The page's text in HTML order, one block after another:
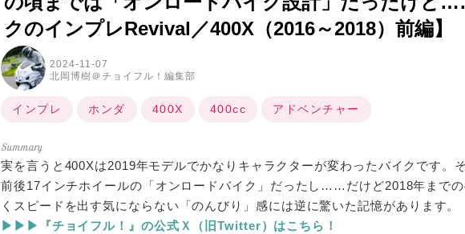
クのインプレRevival／400X（2016～2018）前編】
2024-11-07
北岡博樹＠チョイフル！編集部
インプレ ホンダ 400X 400cc アドベンチャー
実を言うと400Xは2019年モデルでかなりキャラクターが変わったバイクです。
前後17インチホイールの「オンロードバイク」だったし……だけど2018年まで
くスピードを出す気にならない「のんびり」感には逆に驚いた記憶があります。
▶▶▶『チョイフル！』の公式Ｘ（旧Twitter）はこちら！